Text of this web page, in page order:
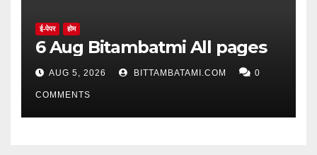
ई-पेपर होम
6 Aug Bitambatmi All pages
AUG 5, 2026 BITTAMBATAMI.COM 0
COMMENTS